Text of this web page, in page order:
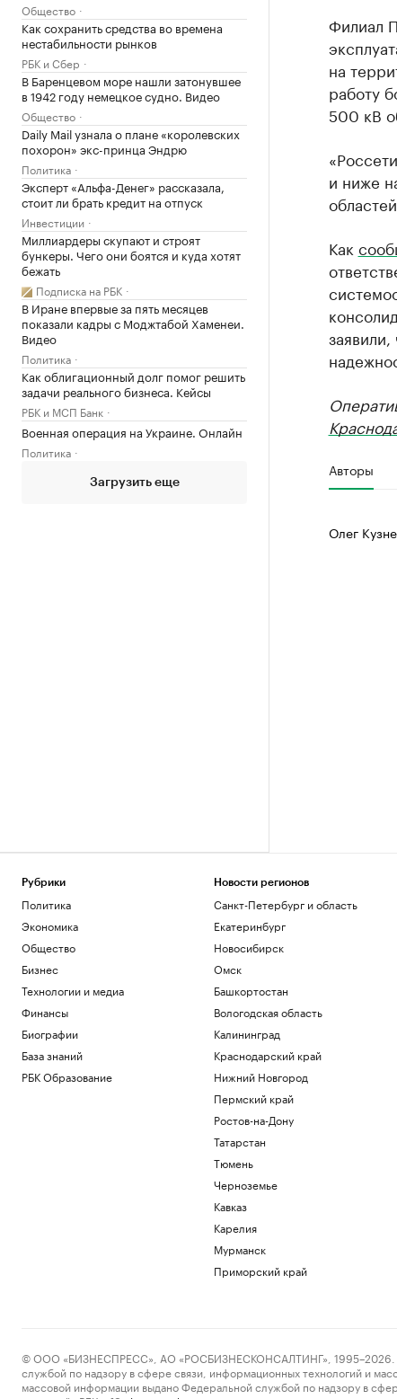
Общество
Как сохранить средства во времена
нестабильности рынков
РБК и Сбер
В Баренцевом море нашли затонувшее
в 1942 году немецкое судно. Видео
Общество
Daily Mail узнала о плане «королевских
похорон» экс-принца Эндрю
Политика
Эксперт «Альфа-Денег» рассказала,
стоит ли брать кредит на отпуск
Инвестиции
Миллиардеры скупают и строят
бункеры. Чего они боятся и куда хотят
бежать
Подписка на РБК
В Иране впервые за пять месяцев
показали кадры с Моджтабой Хаменеи.
Видео
Политика
Как облигационный долг помог решить
задачи реального бизнеса. Кейсы
РБК и МСП Банк
Военная операция на Украине. Онлайн
Политика
Загрузить еще
Филиал
на
работу
500 кВ
и ниже
Как
Авторы
Олег
Рубрики
Политика
Экономика
Общество
Бизнес
Технологии и медиа
Финансы
Биографии
База знаний
РБК Образование
Новости регионов
Санкт-Петербург и область
Екатеринбург
Новосибирск
Омск
Башкортостан
Вологодская область
Калининград
Краснодарский край
Нижний Новгород
Пермский край
Ростов-на-Дону
Татарстан
Тюмень
Черноземье
Кавказ
Карелия
Мурманск
Приморский край
© ООО «БИЗНЕСПРЕСС», АО «РОСБИЗНЕСКОНСАЛТИНГ», 1995–2026.
службой по надзору в сфере связи, информационных технологий и
массовой информации выдано Федеральной службой по надзору в